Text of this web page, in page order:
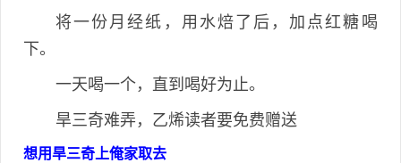
将一份月经纸，用水焙了后，加点红糖喝
下。
一天喝一个，直到喝好为止。
旱三奇难弄，乙烯读者要免费赠送
想用旱三奇上俺家取去